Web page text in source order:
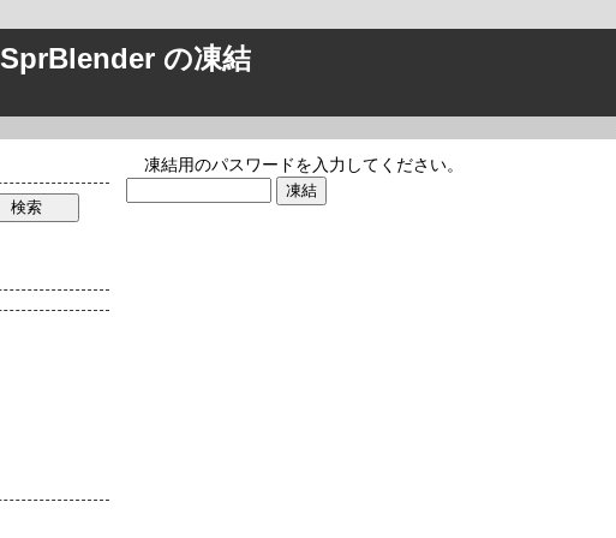
SprBlender の凍結
凍結用のパスワードを入力してください。